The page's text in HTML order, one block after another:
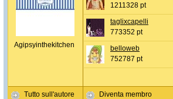
Agipsyinthekitchen
Tutto sull'autore
1211328 pt
taglixcapelli
773352 pt
belloweb
752787 pt
Diventa membro